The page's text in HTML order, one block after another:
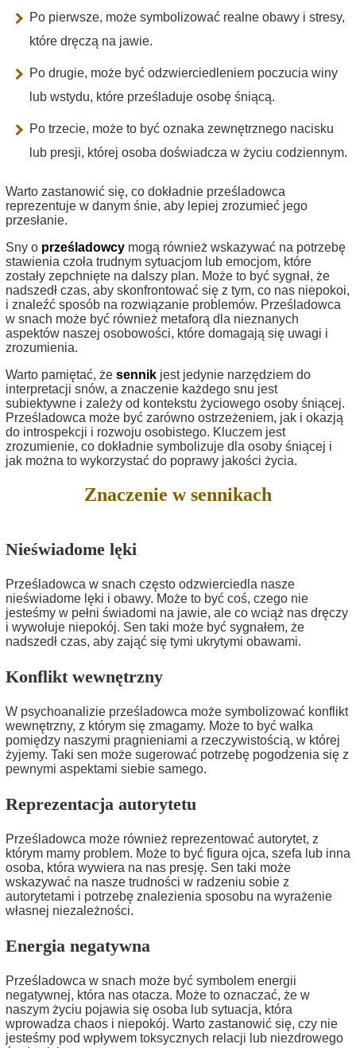
Po pierwsze, może symbolizować realne obawy i stresy,
które dręczą na jawie.
Po drugie, może być odzwierciedleniem poczucia winy
lub wstydu, które prześladuje osobę śniącą.
Po trzecie, może to być oznaka zewnętrznego nacisku
lub presji, której osoba doświadcza w życiu codziennym.
Warto zastanowić się, co dokładnie prześladowca
reprezentuje w danym śnie, aby lepiej zrozumieć jego
przesłanie.
Sny o prześladowcy mogą również wskazywać na potrzebę
stawienia czoła trudnym sytuacjom lub emocjom, które
zostały zepchnięte na dalszy plan. Może to być sygnał, że
nadszedł czas, aby skonfrontować się z tym, co nas niepokoi,
i znaleźć sposób na rozwiązanie problemów. Prześladowca
w snach może być również metaforą dla nieznanych
aspektów naszej osobowości, które domagają się uwagi i
zrozumienia.
Warto pamiętać, że sennik jest jedynie narzędziem do
interpretacji snów, a znaczenie każdego snu jest
subiektywne i zależy od kontekstu życiowego osoby śniącej.
Prześladowca może być zarówno ostrzeżeniem, jak i okazją
do introspekcji i rozwoju osobistego. Kluczem jest
zrozumienie, co dokładnie symbolizuje dla osoby śniącej i
jak można to wykorzystać do poprawy jakości życia.
Znaczenie w sennikach
Nieświadome lęki
Prześladowca w snach często odzwierciedla nasze
nieświadome lęki i obawy. Może to być coś, czego nie
jesteśmy w pełni świadomi na jawie, ale co wciąż nas dręczy
i wywołuje niepokój. Sen taki może być sygnałem, że
nadszedł czas, aby zająć się tymi ukrytymi obawami.
Konflikt wewnętrzny
W psychoanalizie prześladowca może symbolizować konflikt
wewnętrzny, z którym się zmagamy. Może to być walka
pomiędzy naszymi pragnieniami a rzeczywistością, w której
żyjemy. Taki sen może sugerować potrzebę pogodzenia się z
pewnymi aspektami siebie samego.
Reprezentacja autorytetu
Prześladowca może również reprezentować autorytet, z
którym mamy problem. Może to być figura ojca, szefa lub inna
osoba, która wywiera na nas presję. Sen taki może
wskazywać na nasze trudności w radzeniu sobie z
autorytetami i potrzebę znalezienia sposobu na wyrażenie
własnej niezależności.
Energia negatywna
Prześladowca w snach może być symbolem energii
negatywnej, która nas otacza. Może to oznaczać, że w
naszym życiu pojawia się osoba lub sytuacja, która
wprowadza chaos i niepokój. Warto zastanowić się, czy nie
jesteśmy pod wpływem toksycznych relacji lub niezdrowego